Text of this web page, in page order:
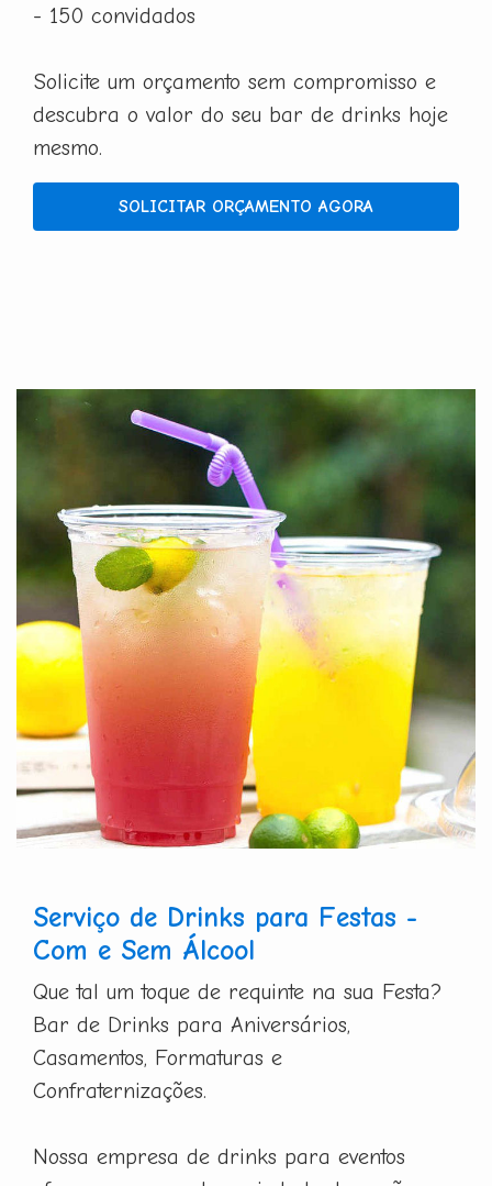
- 150 convidados
Solicite um orçamento sem compromisso e
descubra o valor do seu bar de drinks hoje
mesmo.
SOLICITAR ORÇAMENTO AGORA
Serviço de Drinks para Festas -
Com e Sem Álcool
Que tal um toque de requinte na sua Festa?
Bar de Drinks para Aniversários,
Casamentos, Formaturas e
Confraternizações.
Nossa empresa de drinks para eventos